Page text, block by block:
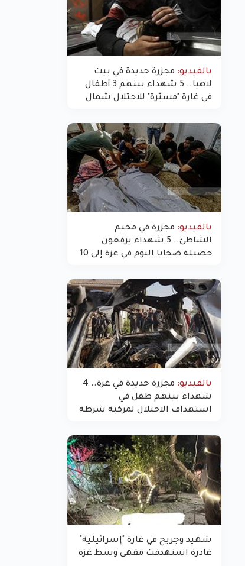
بالفيديو: مجزرة جديدة في بيت
لاهيا.. 5 شهداء بينهم 3 أطفال
في غارة "مسيّرة" للاحتلال شمال
بالفيديو: مجزرة في مخيم
الشاطئ.. 5 شهداء يرفعون
حصيلة ضحايا اليوم في غزة إلى 10
بالفيديو:
مجزرة جديدة في غزة.. 4
شهداء بينهم طفل في
استهداف الاحتلال لمركبة شرطة
شهيد وجريح في غارة "إسرائيلية"
غادرة استهدفت مقهى وسط غزة